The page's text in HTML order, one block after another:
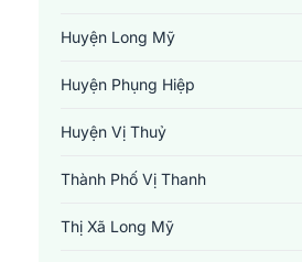
Huyện Long Mỹ
Huyện Phụng Hiệp
Huyện Vị Thuỷ
Thành Phố Vị Thanh
Thị Xã Long Mỹ